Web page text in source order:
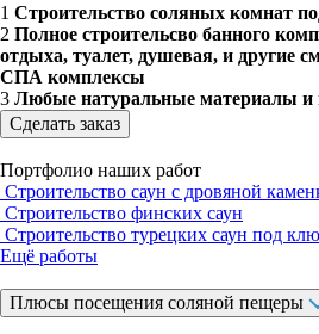
1 Строительство соляных комнат
2 Полное строительсво банного
отдыха, туалет, душевая, и другие
СПА комплексы
3 Любые натуральные материалы и
Сделать заказ
Портфолио наших работ
Строительство саун с дровяной
Строительство финских саун
Строительство турецких саун под
Ещё работы
Плюсы посещения соляной пещеры